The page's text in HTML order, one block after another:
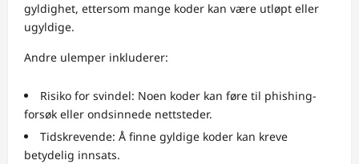
gyldighet, ettersom mange koder kan være utløpt eller
ugyldige.
Andre ulemper inkluderer:
Risiko for svindel: Noen koder kan føre til phishing-
forsøk eller ondsinnede nettsteder.
Tidskrevende: Å finne gyldige koder kan kreve
betydelig innsats.